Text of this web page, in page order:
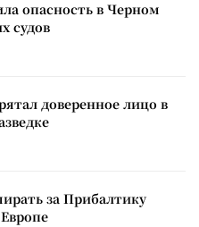
опасность в Черном
судов
доверенное лицо в
за Прибалтику